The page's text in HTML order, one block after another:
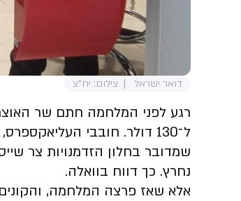
דואר ישראל צילום: יח"צ
שמדובר בחלון הזדמנויות צר
נחרץ. כך דווח בוואלה.
אלא שאז פרצה המלחמה,